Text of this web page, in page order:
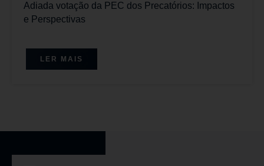
Adiada votação da PEC dos Precatórios: Impactos
e Perspectivas
LER MAIS